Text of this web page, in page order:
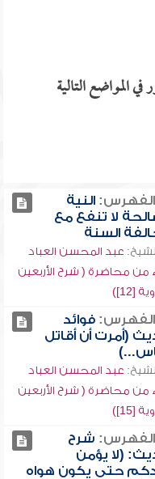
المواضع التالية
الفهرس:النية
لا تنفع مع
السنة
عبد المحسن العباد
من محاضرة ( شرح الأربعين
[12])
الفهرس:فوائد
(أمرت أن أقاتل
عبد المحسن العباد
من محاضرة ( شرح الأربعين
[15])
الفهرس: شرح
(لا يؤمن
حتى يكون هواه